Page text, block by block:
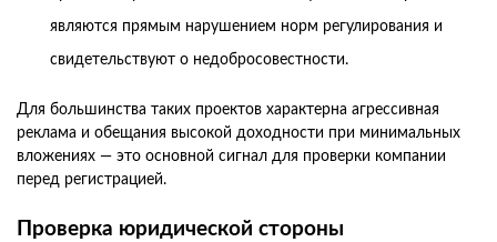
являются прямым нарушением норм регулирования и
свидетельствуют о недобросовестности.
Для большинства таких проектов характерна агрессивная
реклама и обещания высокой доходности при минимальных
вложениях — это основной сигнал для проверки компании
перед регистрацией.
Проверка юридической стороны